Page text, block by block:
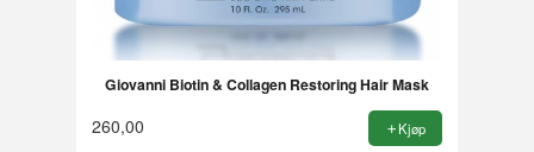
Giovanni Biotin & Collagen Restoring Hair Mask
260,00 Kjøp